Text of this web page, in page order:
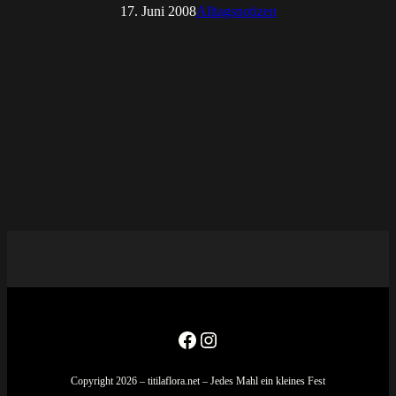
17. Juni 2008Alltagsnotizen
Facebook
Instagram
Copyright 2026 – titilaflora.net – Jedes Mahl ein kleines Fest